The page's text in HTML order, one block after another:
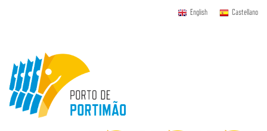
English Castellano